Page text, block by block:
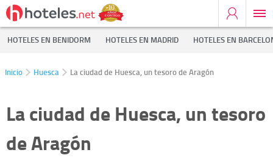
HOTELES EN BENIDORM HOTELES EN MADRID HOTELES EN
Inicio Huesca La ciudad de Huesca, un tesoro de Aragón
La ciudad de Huesca, un tesoro
de Aragón